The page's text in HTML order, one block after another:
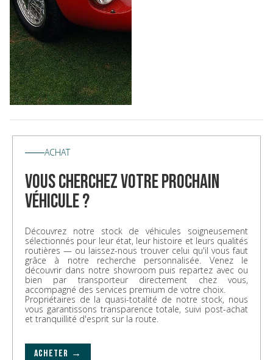
ACHAT
vous cherchez votre prochain
véhicule ?
Découvrez notre stock de véhicules soigneusement
sélectionnés pour leur état, leur histoire et leurs qualités
routières — ou laissez-nous trouver celui qu'il vous faut
grâce à notre recherche personnalisée. Venez le
découvrir dans notre showroom puis repartez avec ou
bien par transporteur directement chez vous,
accompagné des services premium de votre choix.
Propriétaires de la quasi-totalité de notre stock, nous
vous garantissons transparence totale, suivi post-achat
et tranquillité d'esprit sur la route.
ACHETER →